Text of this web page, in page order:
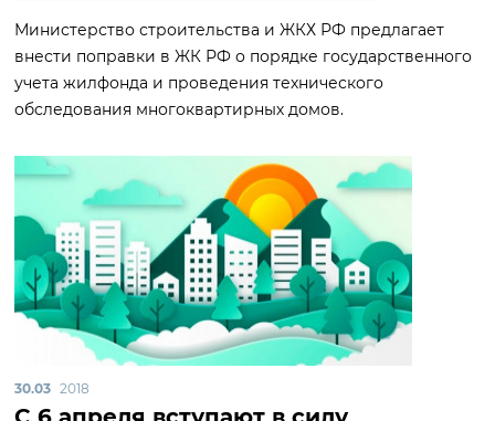
Министерство строительства и ЖКХ РФ предлагает
внести поправки в ЖК РФ о порядке государственного
учета жилфонда и проведения технического
обследования многоквартирных домов.
30.03 2018